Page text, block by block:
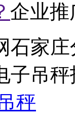
企业推
石家
子吊
秤